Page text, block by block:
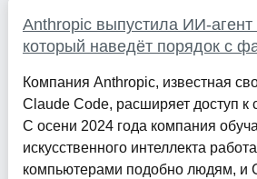
Anthropic выпустила ИИ-
который наведёт порядок с
Компания Anthropic, известная
Claude Code, расширяет доступ
С осени 2024 года компания
искусственного интеллекта
компьютерами подобно людям, и